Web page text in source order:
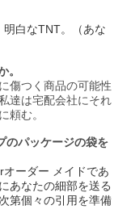
明白なTNT。（あな
。
傷つく商品の可能性
達は宅配会社にそれ
頼む。
のパッケージの袋を
オーダー メイドであ
あなたの細部を送る
第個々の引用を準備